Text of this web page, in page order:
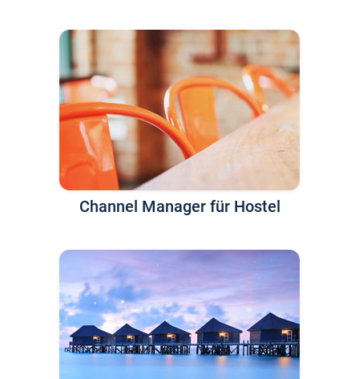
Channel Manager für Hostel